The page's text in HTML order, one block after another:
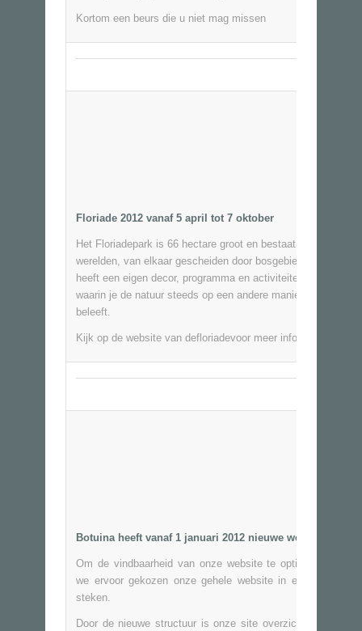
Kortom een beurs die u niet mag missen
Floriade 2012 vanaf 5 april tot 7 oktober
Het Floriadepark is 66 hectare groot en bestaat uit 5 unieke
werelden, van elkaar gescheiden door bosgebied. Elke
heeft een eigen decor, programma en activiteiten. Werelden
waarin je de natuur steeds op een andere manier ziet, voelt
beleeft.
Kijk op de website van defloriadevoor meer informatie
Botuina heeft vanaf 1 januari 2012 nieuwe website!
Om de vindbaarheid van onze website te optimaliseren
we ervoor gekozen onze gehele website in een nieuw
steken.
Door de nieuwe structuur is onze site overzichtelijker